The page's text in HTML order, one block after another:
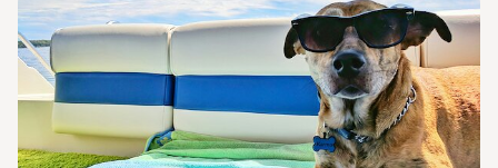
inolvidable en el